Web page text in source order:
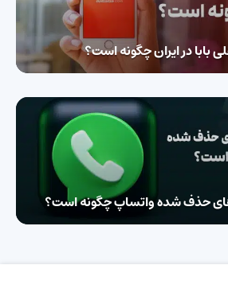
بابا در ایران چگونه است؟
حذف شده واتساپ چگونه است؟